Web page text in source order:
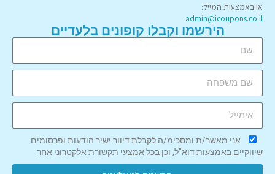
או באמצעות המייל:
admin@icoupons.co.il
הירשמו וקבלו קופונים בלעדיים
אני מאשר/ת ומסכימ/ה לקבלת דיוור ישיר הודעות ופרסומים
שיווקיים באמצעות דוא"ל, וכן בכל אמצעי תקשורת אלקטרוני אחר.